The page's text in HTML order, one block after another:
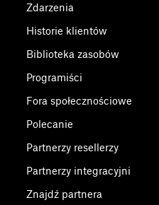
Zdarzenia
Historie klientów
Biblioteka zasobów
Programiści
Fora społecznościowe
Polecanie
Partnerzy resellerzy
Partnerzy integracyjni
Znajdź partnera